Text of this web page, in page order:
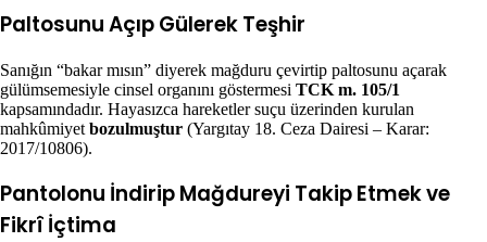
Paltosunu Açıp Gülerek Teşhir
Sanığın “bakar mısın” diyerek mağduru çevirtip paltosunu açarak
gülümsemesiyle cinsel organını göstermesi TCK m. 105/1
kapsamındadır. Hayasızca hareketler suçu üzerinden kurulan
mahkûmiyet bozulmuştur (Yargıtay 18. Ceza Dairesi – Karar:
2017/10806).
Pantolonu İndirip Mağdureyi Takip Etmek ve
Fikrî İçtima